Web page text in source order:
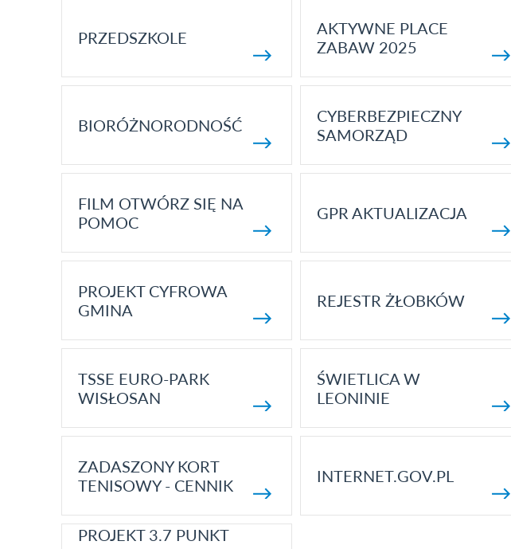
PRZEDSZKOLE
AKTYWNE PLACE
ZABAW 2025
BIORÓŻNORODNOŚĆ
CYBERBEZPIECZNY
SAMORZĄD
FILM OTWÓRZ SIĘ NA
POMOC
GPR AKTUALIZACJA
PROJEKT CYFROWA
GMINA
REJESTR ŻŁOBKÓW
TSSE EURO-PARK
WISŁOSAN
ŚWIETLICA W
LEONINIE
ZADASZONY KORT
TENISOWY - CENNIK
INTERNET.GOV.PL
PROJEKT 3.7 PUNKT